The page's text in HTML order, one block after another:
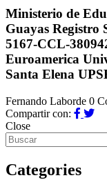
Ministerio de
Guayas
5167-CCL-
Euroamerica
Santa Elena
Fernando Laborde 0
Compartir con:
Close
Categories